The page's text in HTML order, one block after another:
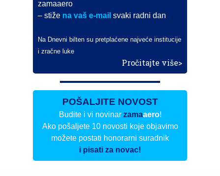
zamaaero
– stiže na vaš e-mail svaki radni dan
Na Dnevni bilten su pretplaćene najveće institucije
i zračne luke
Pročitajte više>
POŠALJITE NOVOST
Budite i vi novinar zamaaero!
Ako pošaljete 10 novosti koje objavimo
možete postati honorarni suradnik
i pisati za novac!